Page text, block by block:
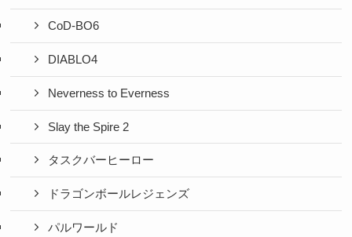
CoD-BO6
DIABLO4
Neverness to Everness
Slay the Spire 2
タスクバーヒーロー
ドラゴンボールレジェンズ
パルワールド